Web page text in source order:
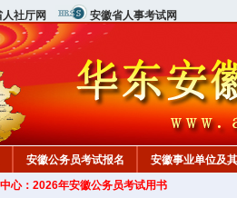
社厅网 安徽省人事考试网
安徽公务员考试报名
安徽事业单位及
心：2026年安徽公务员考试用书